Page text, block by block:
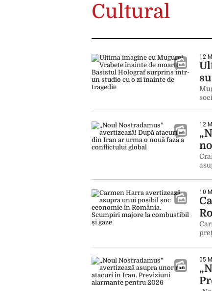
Cultural
12
12
10
05